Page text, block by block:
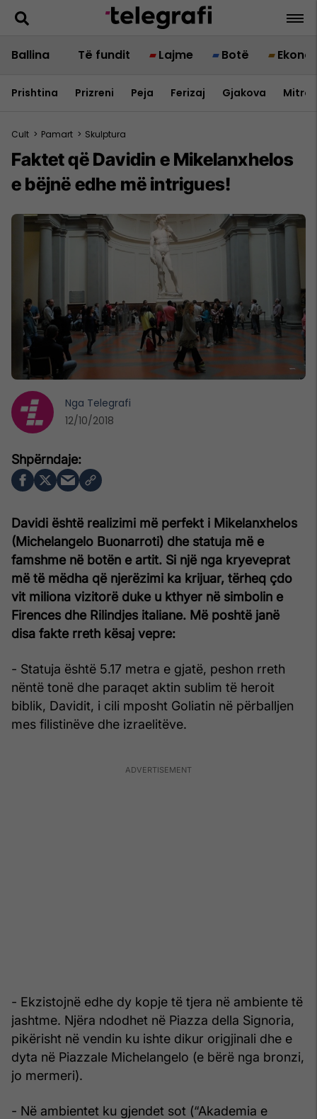
Ballina Të fundit Lajme Botë
Prishtina Prizreni Peja Ferizaj Gjakova
Cult > Pamart > Skulptura
Faktet që Davidin e Mikelanxhelos
e bëjnë edhe më intrigues!
Davidi është realizimi më perfekt i Mikelanxhelos
(Michelangelo Buonarroti) dhe statuja më e
famshme në botën e artit. Si një nga kryeveprat
më të mëdha që njerëzimi ka krijuar, tërheq çdo
vit miliona vizitorë duke u kthyer në simbolin e
Firences dhe Rilindjes italiane. Më poshtë janë
disa fakte rreth kësaj vepre:
- Statuja është 5.17 metra e gjatë, peshon rreth
nëntë tonë dhe paraqet aktin sublim të heroit
biblik, Davidit, i cili mposht Goliatin në përballjen
mes filistinëve dhe izraelitëve.
- Ekzistojnë edhe dy kopje të tjera në ambiente të
jashtme. Njëra ndodhet në Piazza della Signoria,
pikërisht në vendin ku ishte dikur origjinali dhe e
dyta në Piazzale Michelangelo (e bërë nga bronzi,
jo mermeri).
- Në ambientet ku gjendet sot (“Akademia e
Nga Telegrafi
12/10/2018